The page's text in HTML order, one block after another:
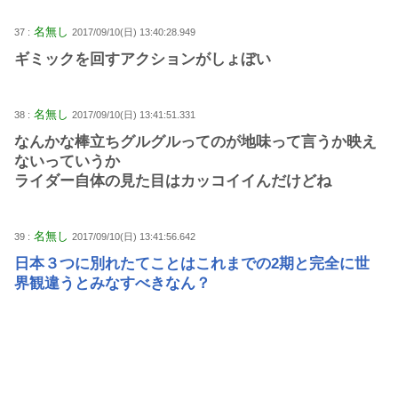
37 : 名無し 2017/09/10(日) 13:40:28.949
ギミックを回すアクションがしょぼい
38 : 名無し 2017/09/10(日) 13:41:51.331
なんかな棒立ちグルグルってのが地味って言うか映え
ないっていうか
ライダー自体の見た目はカッコイイんだけどね
39 : 名無し 2017/09/10(日) 13:41:56.642
日本３つに別れたてことはこれまでの2期と完全に世
界観違うとみなすべきなん？